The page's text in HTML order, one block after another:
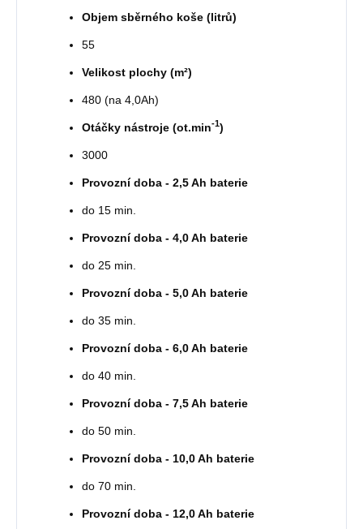
Objem sběrného koše (litrů)
55
Velikost plochy (m²)
480 (na 4,0Ah)
Otáčky nástroje (ot.min-1)
3000
Provozní doba - 2,5 Ah baterie
do 15 min.
Provozní doba - 4,0 Ah baterie
do 25 min.
Provozní doba - 5,0 Ah baterie
do 35 min.
Provozní doba - 6,0 Ah baterie
do 40 min.
Provozní doba - 7,5 Ah baterie
do 50 min.
Provozní doba - 10,0 Ah baterie
do 70 min.
Provozní doba - 12,0 Ah baterie